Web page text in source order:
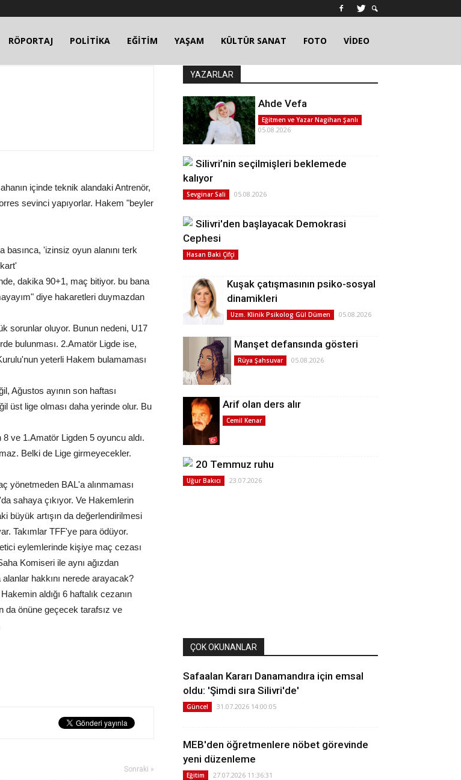
RÖPORTAJ POLİTİKA EĞİTİM YAŞAM KÜLTÜR SANAT FOTO VİDEO
içinde teknik alandaki Antrenör,
sevinci yapıyorlar. Hakem "beyler
basınca, 'izinsiz oyun alanını terk
dakika 90+1, maç bitiyor. bu bana
diye hakaretleri duymazdan
sorunlar oluyor. Bunun nedeni, U17
bulunması. 2.Amatör Ligde ise,
yeterli Hakem bulamaması
Ağustos ayının son haftası
üst lige olması daha yerinde olur. Bu
ve 1.Amatör Ligden 5 oyuncu aldı.
Belki de Lige girmeyecekler.
yönetmeden BAL'a alınmaması
sahaya çıkıyor. Ve Hakemlerin
büyük artışın da değerlendirilmesi
Takımlar TFF'ye para ödüyor.
eylemlerinde kişiye maç cezası
Komiseri ile aynı ağızdan
alanlar hakkını nerede arayacak?
aldığı 6 haftalık cezanın
da önüne geçecek tarafsız ve
Sonraki »
YAZARLAR
Ahde Vefa
Eğitmen ve Yazar Nagihan Şanlı
05.08.2026
Silivri’nin seçilmişleri beklemede
kalıyor
Sevginar Sali 05.08.2026
Silivri'den başlayacak Demokrasi
Cephesi
Hasan Baki Çifçi
Kuşak çatışmasının psiko-sosyal
dinamikleri
Uzm. Klinik Psikolog Gül Dümen 05.08.2026
Manşet defansında gösteri
Rüya Şahsuvar 05.08.2026
Arif olan ders alır
Cemil Kenar
20 Temmuz ruhu
Uğur Bakıcı 23.07.2026
ÇOK OKUNANLAR
Safaalan Kararı Danamandıra için emsal
oldu: 'Şimdi sıra Silivri'de'
Güncel 31.07.2026 14:00:05
MEB'den öğretmenlere nöbet görevinde
yeni düzenleme
Eğitim 27.07.2026 11:36:31